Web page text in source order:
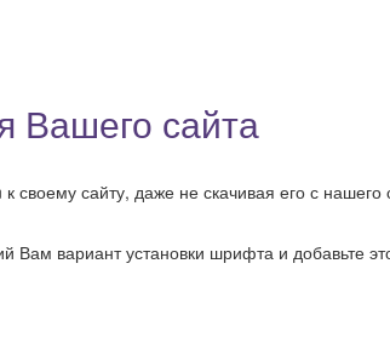
Вашего сайта
сайту, даже не скачивая его с нашего
вариант установки шрифта и добавьте